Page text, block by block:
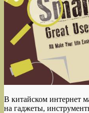
В китайском интернет
на гаджеты,